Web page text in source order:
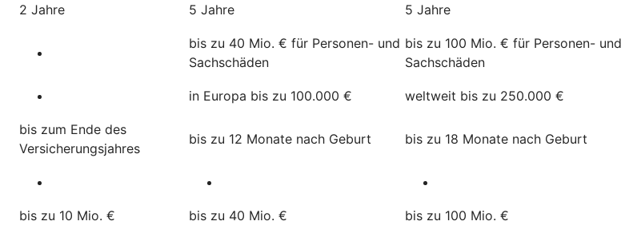
2 Jahre 5 Jahre 5 Jahre
bis zu 40 Mio. € für Personen- und
Sachschäden
bis zu 100 Mio. € für Personen- und
Sachschäden
in Europa bis zu 100.000 € weltweit bis zu 250.000 €
bis zum Ende des
Versicherungsjahres
bis zu 12 Monate nach Geburt bis zu 18 Monate nach Geburt
bis zu 10 Mio. € bis zu 40 Mio. € bis zu 100 Mio. €